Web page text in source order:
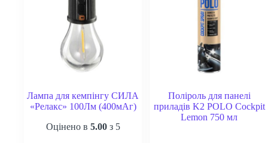
Лампа для кемпінгу СИЛА
«Релакс» 100Лм (400мАг)
Оцінено в 5.00з 5
Поліроль для панелі
приладів K2 POLO Cockpit
Lemon 750 мл